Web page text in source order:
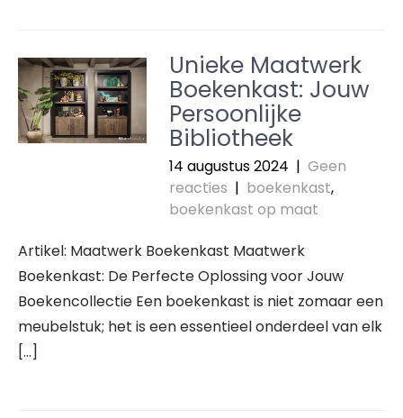
Unieke Maatwerk
Boekenkast: Jouw
Persoonlijke
Bibliotheek
14 augustus 2024 | Geen
reacties | boekenkast,
boekenkast op maat
Artikel: Maatwerk Boekenkast Maatwerk
Boekenkast: De Perfecte Oplossing voor Jouw
Boekencollectie Een boekenkast is niet zomaar een
meubelstuk; het is een essentieel onderdeel van elk
[…]